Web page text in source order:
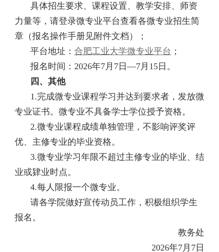
具体招生要求、课程设置、教学安排、师资
力量等，请登录微专业平台查看各微专业招生简
章（报名操作手册见附件文档）；
平台地址： 合肥工业大学微专业平台 ；
报名时间 ：2026年7月7日—7 月 15日。
四、其他
1.完成微专业课程学习并达到要求者，发放微
专业证书。微专业不具备学士学位授予资格。
2.微专业课程成绩单独管理，不影响评奖评
优、主修专业的毕业资格。
3.微专业学习年限不超过主修专业的毕业、结
业或肄业时点。
4.每人限报一个微专业。
请各学院做好宣传动员工作，积极组织学生
报名。
教务处
2026年7月7日